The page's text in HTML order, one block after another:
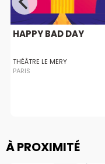
HAPPY BAD DAY
THÉÂTRE LE MERY
PARIS
À PROXIMITÉ